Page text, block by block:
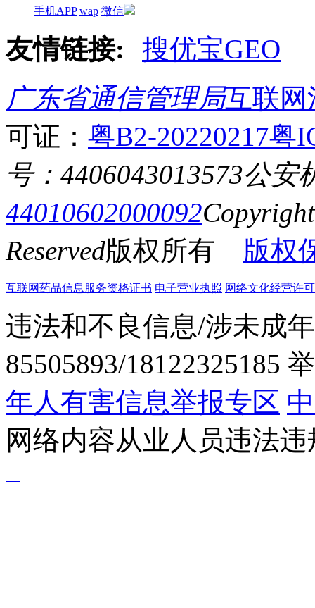
手机APP wap 微信
友情链接:
搜优宝GEO
广东省通信管理局互联网
可证： 粤B2-20220217粤
号：4406043013573公安
44010602000092
Reserved版权所有 版权
互联网药品信息服务资格证书 电子营业执照 网络文化经营许
违法和不良信息/涉未成
85505893/18122325185
年人有害信息举报专区
网络内容从业人员违法